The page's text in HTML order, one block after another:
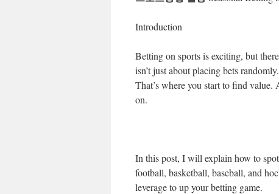
보
정
리
Introduction
Betting on sports is exciting, but
isn’t just about placing bets
That’s where you start to find value.
on.
In this post, I will explain how to
football, basketball, baseball, and
leverage to up your betting game.